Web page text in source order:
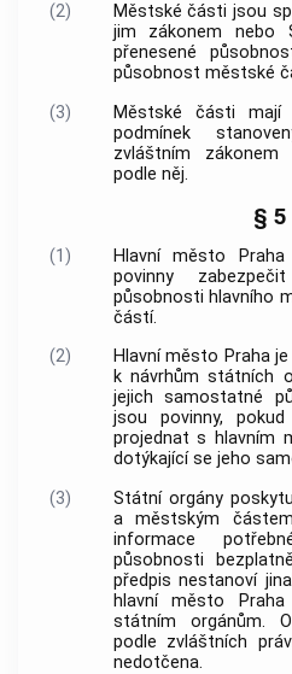
(2)
Městské části jsou
jim zákonem nebo
přenesené
působnost městské
(3)
Městské části
podmínek
zvláštním
podle něj.
§ 5
(1) Hlavní město Praha
povinny
působnosti hlavního
částí.
(2)
Hlavní město Prahaje
k návrhům státních
jejich samostatné
jsou povinny,
projednat shlavním
dotýkající se jeho
(3)
Státní orgány
a městským
informace
působnosti
předpis nestanoví
hlavní město Praha
státním orgánům.
podle zvláštních
nedotčena.